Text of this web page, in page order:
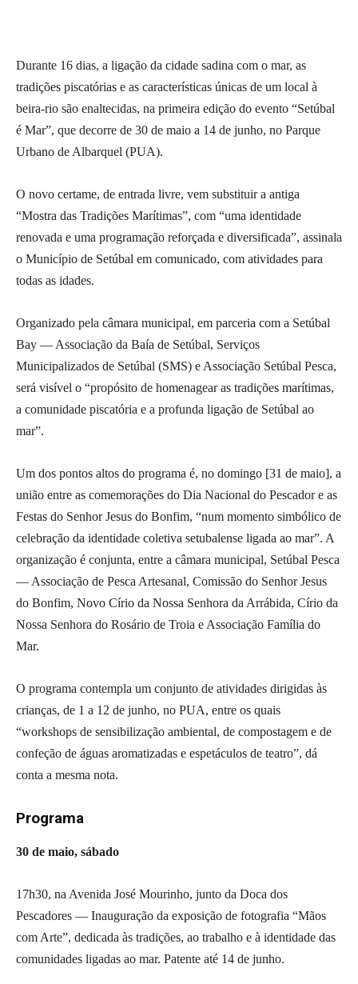
Durante 16 dias, a ligação da cidade sadina com o mar, as
tradições piscatórias e as características únicas de um local à
beira-rio são enaltecidas, na primeira edição do evento “Setúbal
é Mar”, que decorre de 30 de maio a 14 de junho, no Parque
Urbano de Albarquel (PUA).
O novo certame, de entrada livre, vem substituir a antiga
“Mostra das Tradições Marítimas”, com “uma identidade
renovada e uma programação reforçada e diversificada”, assinala
o Município de Setúbal em comunicado, com atividades para
todas as idades.
Organizado pela câmara municipal, em parceria com a Setúbal
Bay — Associação da Baía de Setúbal, Serviços
Municipalizados de Setúbal (SMS) e Associação Setúbal Pesca,
será visível o “propósito de homenagear as tradições marítimas,
a comunidade piscatória e a profunda ligação de Setúbal ao
mar”.
Um dos pontos altos do programa é, no domingo [31 de maio], a
união entre as comemorações do Dia Nacional do Pescador e as
Festas do Senhor Jesus do Bonfim, “num momento simbólico de
celebração da identidade coletiva setubalense ligada ao mar”. A
organização é conjunta, entre a câmara municipal, Setúbal Pesca
— Associação de Pesca Artesanal, Comissão do Senhor Jesus
do Bonfim, Novo Círio da Nossa Senhora da Arrábida, Círio da
Nossa Senhora do Rosário de Troia e Associação Família do
Mar.
O programa contempla um conjunto de atividades dirigidas às
crianças, de 1 a 12 de junho, no PUA, entre os quais
“workshops de sensibilização ambiental, de compostagem e de
confeção de águas aromatizadas e espetáculos de teatro”, dá
conta a mesma nota.
Programa
30 de maio, sábado
17h30, na Avenida José Mourinho, junto da Doca dos
Pescadores — Inauguração da exposição de fotografia “Mãos
com Arte”, dedicada às tradições, ao trabalho e à identidade das
comunidades ligadas ao mar. Patente até 14 de junho.